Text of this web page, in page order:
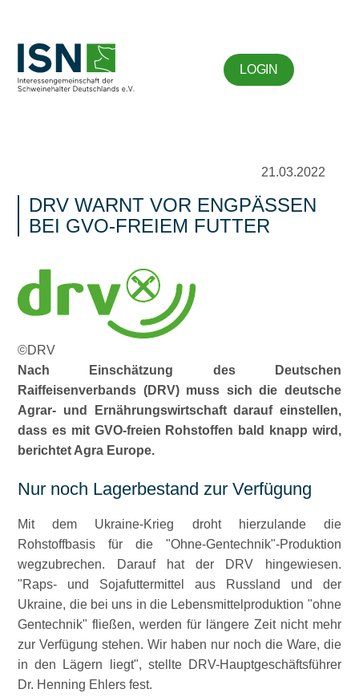
LOGIN
21.03.2022
DRV WARNT VOR ENGPÄSSEN
BEI GVO-FREIEM FUTTER
©DRV
Nach Einschätzung des Deutschen
Raiffeisenverbands (DRV) muss sich die deutsche
Agrar- und Ernährungswirtschaft darauf einstellen,
dass es mit GVO-freien Rohstoffen bald knapp wird,
berichtet Agra Europe.
Nur noch Lagerbestand zur Verfügung
Mit dem Ukraine-Krieg droht hierzulande die
Rohstoffbasis für die
Ohne-Gentechnik -Produktion
wegzubrechen. Darauf hat der DRV hingewiesen.
Raps- und Sojafuttermittel aus Russland und der
Ukraine, die bei uns in die Lebensmittelproduktion
ohne
Gentechnik
fließen, werden für längere Zeit nicht mehr
zur Verfügung stehen. Wir haben nur noch die Ware, die
in den Lägern liegt , stellte DRV-Hauptgeschäftsführer
Dr. Henning Ehlers fest.